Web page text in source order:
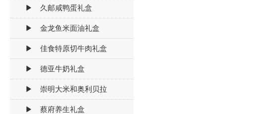
▶ 久邮咸鸭蛋礼盒
▶ 金龙鱼米面油礼盒
▶ 佳食特原切牛肉礼盒
▶ 德亚牛奶礼盒
▶ 崇明大米和奥利贝拉
▶ 蔡府养生礼盒